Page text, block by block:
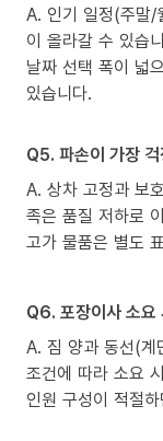
A. 인기 일정(주말/
이 올라갈 수 있습
날짜 선택 폭이 넓
있습니다.
Q5. 파손이 가장
A. 상차 고정과 보
족은 품질 저하로
고가 물품은 별도
Q6. 포장이사 소요
A. 짐 양과 동선(계
조건에 따라 소요
인원 구성이 적절